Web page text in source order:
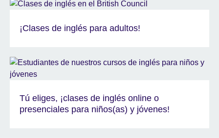
¡Clases de inglés para adultos!
Tú eliges, ¡clases de inglés online o
presenciales para niños(as) y jóvenes!